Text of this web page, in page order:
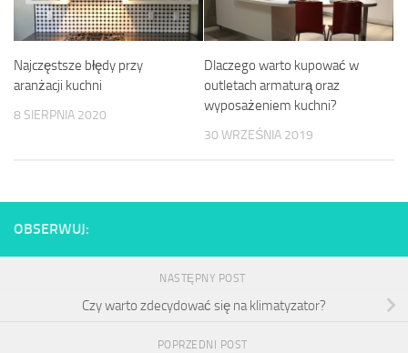
Najczęstsze błędy przy
aranżacji kuchni
8 SIERPNIA 2020
Dlaczego warto kupować w
outletach armaturą oraz
wyposażeniem kuchni?
30 WRZEŚNIA 2019
OBSERWUJ:
NASTĘPNY POST
Czy warto zdecydować się na klimatyzator?
POPRZEDNI POST